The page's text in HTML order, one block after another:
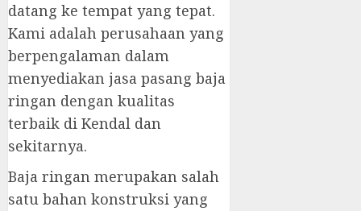
datang ke tempat yang tepat.
Kami adalah perusahaan yang
berpengalaman dalam
menyediakan jasa pasang baja
ringan dengan kualitas
terbaik di Kendal dan
sekitarnya.
Baja ringan merupakan salah
satu bahan konstruksi yang